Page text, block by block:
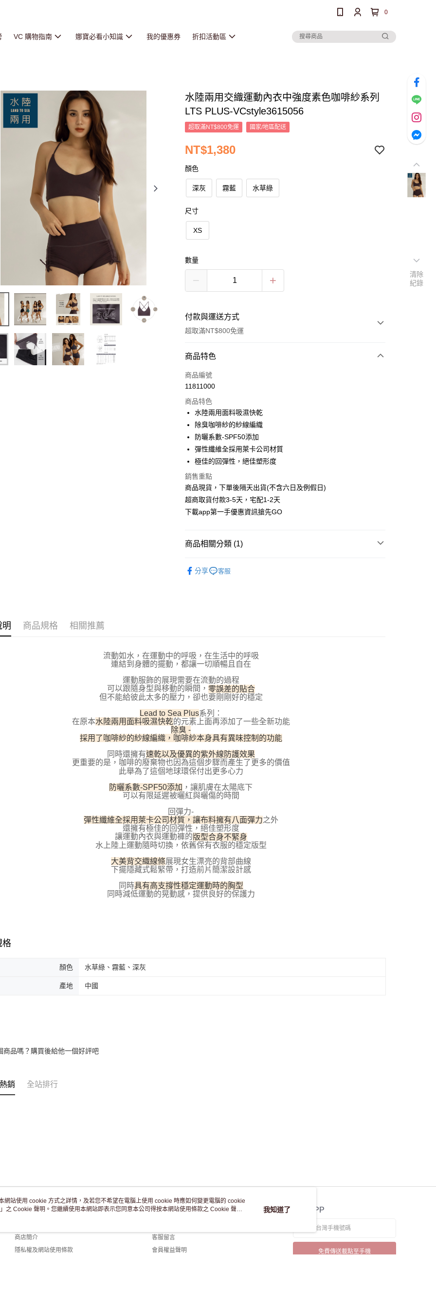
0
VC 購物指南 娜寶必看小知識 我的優惠券 折扣活動區
水陸兩用交織運動內衣中強度素色咖啡紗系列
LTS PLUS-VCstyle3615056
超取滿NT$800免運 國家/地區配送
NT$1,380
顏色
深灰 霧藍 水草綠
尺寸
XS
數量
付款與運送方式
超取滿NT$800免運
付款方式
信用卡一次付款
3 期 0 利率 每期 NT$460
合作金庫商業銀行
華南商業銀行
國泰世華商業銀行
臺灣中小企業銀行
匯豐（台灣）商業銀行
聯邦商業銀行
遠東國際商業銀行
玉山商業銀行
台新國際商業銀行
6 期 0 利率 每期NT$230
合作金庫商業銀行
華南商業銀行
上海商業儲蓄銀行
臺灣中小企業銀行
匯豐（台灣）商業銀行
華泰商業銀行
聯邦商業銀行
元大商業銀行
台灣樂天信用卡公司
超商取貨付款
LINE Pay
Apple Pay
悠遊付
相關說明
便利好安心！
１．簡單：不需註冊會員、不需綁卡、不需儲值。
／ATM／網路銀行／等多元方式進行付款，方視為交易完成。
※ 請注意：結帳手續完成當下不需立刻繳費，但若您需要取消訂單，請聯
先享後付繳納相關費用。
※ 交易是否成功請以「AFTEE先享後付 」之結帳頁面顯示為準，若有關於
是否繳費成功／繳費後需取消欲退款等相關疑問，請聯繫「AFTEE先享後
付客戶支援中心」
【注意事項】
１．透過由恩沛科技股份有限公司提供之「AFTEE先享後付」服務完成之
交易，需依本服務之必要範圍內提供個人資料，並將交易相關給付款項請
求債權轉讓予恩沛科技股份有限公司。
２．關於個人資料處理事宜，請瀏覽以下網址：
https://aftee.tw/terms/#terms3
「AFTEE先享後付」，若未經同意申辦者引起之損失，本公司不負相關責
任。
即時審查核予不同之上限額度；若仍有額度不足之情形，本公司將視審查
結果請求用戶進行身份認證。
５．嚴禁一人註冊多個帳號或使用他人資訊註冊。若發現惡意使用之情
形，恩沛科技股份有限公司將有權停止該用戶之使用額度並採取法律行
動。
每筆NT$100，滿NT$800(含以上)免運費
7-11取貨付款
每筆NT$100，滿NT$800(含以上)免運費
付款後7-11取貨
每筆NT$100，滿NT$800(含以上)免運費
宅配
海外宅配
商品特色
商品編號
11811000
商品特色
水陸兩用面料吸濕快乾
除臭咖啡紗的紗線編織
防曬系數-SPF50添加
彈性纖維全採用萊卡公司材質
極佳的回彈性，絕佳塑形度
銷售重點
商品現貨，下單後隔天出貨(不含六日及例假日)
超商取貨付款3-5天，宅配1-2天
下載app第一手優惠資訊搶先GO
商品相關分類 (1)
分享
客服
明 商品規格 相關推薦
流動如水，在運動中的呼吸，在生活中的呼吸
連結到身體的擺動，都讓一切順暢且自在
運動服飾的展現需要在流動的過程
可以跟隨身型與移動的瞬間， 零誤差的貼合
但不能給彼此太多的壓力，卻也要剛剛好的穩定
Lead to Sea Plus系列：
在原本水陸兩用面料吸濕快乾的元素上面再添加了一些全新功能
除臭 -
採用了咖啡紗的紗線編織，咖啡紗本身具有異味控制的功能
同時還擁有速乾以及優異的紫外線防護效果
更重要的是，咖啡的廢棄物也因為這個步驟而產生了更多的價值
此舉為了這個地球環保付出更多心力
防曬系數-SPF50添加 ，讓肌膚在太陽底下
可以有限延遲被曬紅與曬傷的時間
回彈力-
彈性纖維全採用萊卡公司材質，讓布料擁有八面彈力之外
還擁有極佳的回彈性，絕佳塑形度
讓運動內衣與運動褲的版型合身不緊身
水上陸上運動隨時切換，依舊保有衣服的穩定版型
大美背交織線條展現女生漂亮的背部曲線
下擺隱藏式鬆緊帶，打造前片簡潔設計感
同時具有高支撐性穩定運動時的胸型
同時減低運動的晃動感，提供良好的保護力
格
顏色 水草綠、霧藍、深灰
產地 中國
商品嗎？購買後給他一個好評吧
銷 全站排行
關於我們
商店簡介
隱私權及網站使用條款
客服資訊
客服留言
會員權益聲明
官方APP
免費傳送載點至手機
清除
紀錄
網站使用 cookie 方式之詳情，及若您不希望在電腦上使用 cookie 時應如何變更電腦的 cookie
」之 Cookie 聲明。您繼續使用本網站即表示您同意本公司得按本網站使用條款之 Cookie 聲明
我知道了